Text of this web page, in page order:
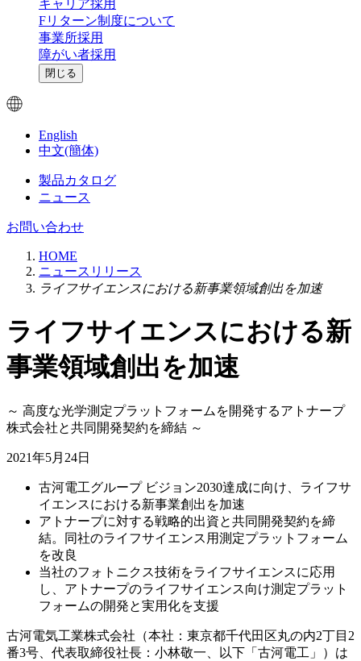
キャリア採用
Fリターン制度について
事業所採用
障がい者採用
閉じる
English
中文(簡体)
製品カタログ
ニュース
お問い合わせ
HOME
ニュースリリース
ライフサイエンスにおける新事業領域創出を加速
ライフサイエンスにおける新
事業領域創出を加速
～ 高度な光学測定プラットフォームを開発するアトナープ
株式会社と共同開発契約を締結 ～
2021年5月24日
古河電工グループ ビジョン2030達成に向け、ライフサ
イエンスにおける新事業創出を加速
アトナープに対する戦略的出資と共同開発契約を締
結。同社のライフサイエンス用測定プラットフォーム
を改良
当社のフォトニクス技術をライフサイエンスに応用
し、アトナープのライフサイエンス向け測定プラット
フォームの開発と実用化を支援
古河電気工業株式会社（本社：東京都千代田区丸の内2丁目2
番3号、代表取締役社長：小林敬一、以下「古河電工」）は